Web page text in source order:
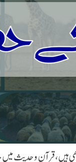
قرآن وحدیث میں